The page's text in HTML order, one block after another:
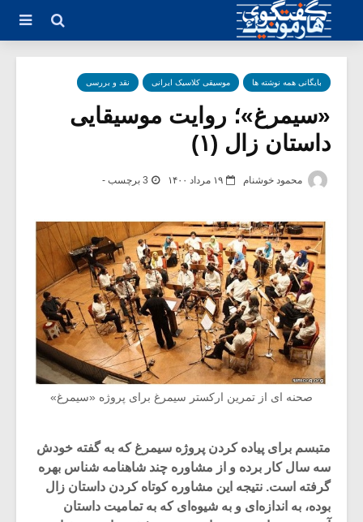
بایگانی همه نوشته ها موسیقی کلاسیک ایرانی نقد و بررسی
«سیمرغ»؛ روایت موسیقایی
داستان زال (۱)
محمود خوشنام ۱۹ مرداد ۱۴۰۰ 3 برچسب -
صحنه ای از تمرین ارکستر سیمرغ برای پروژه «سیمرغ»
متبسم برای پیاده کردن پروژه سیمرغ که به گفته خودش
سه سال کار برده و از مشاوره چند شاهنامه شناس بهره
گرفته است. نتیجه این مشاوره کوتاه کردن داستان زال
بوده، به اندازه‌ای و به شیوه‌ای که به تمامیت داستان